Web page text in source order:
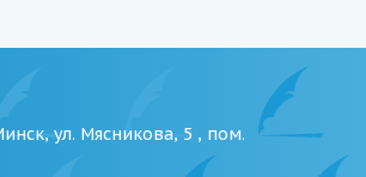
ул. Мясникова, 5 , пом.